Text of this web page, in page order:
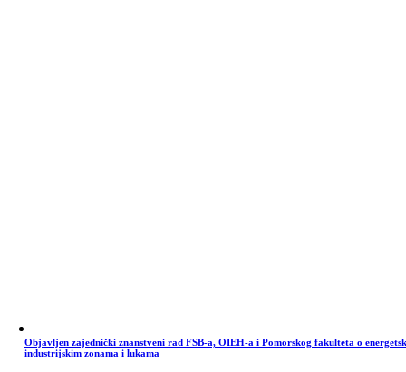
Objavljen zajednički znanstveni rad FSB-a, OIEH-a i Pomorskog fakulteta o
industrijskim zonama i lukama